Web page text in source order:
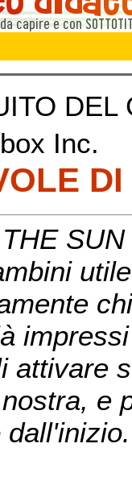
DEL
Inc.
attivare
e